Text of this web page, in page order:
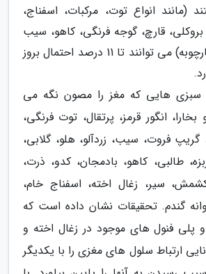
(مانند انواع توت، مرکبات، اسفناج،
قارچ، گوجه فرنگی، کاهو، سیب
زمینی شیرین، و مارچوبه) می توانند تا 11 درصد احتمال بروز
سبزی هایی که مغز را مصون نگه می
بخارا، انگور قرمز، پرتقال، توت فرنگی،
گریپ فروت، سیب، زردآلو، هلو، گلابی،
طالبی، کاهو، بادمجان، کدو، ذرت،
کشمش، سیر، زغال اخته، اسفناج خام،
گندم. تحقیقات نشان داده است که
پلی فنول های موجود در زغال اخته و
ارتباط سلول های مغزی را با یکدیگر